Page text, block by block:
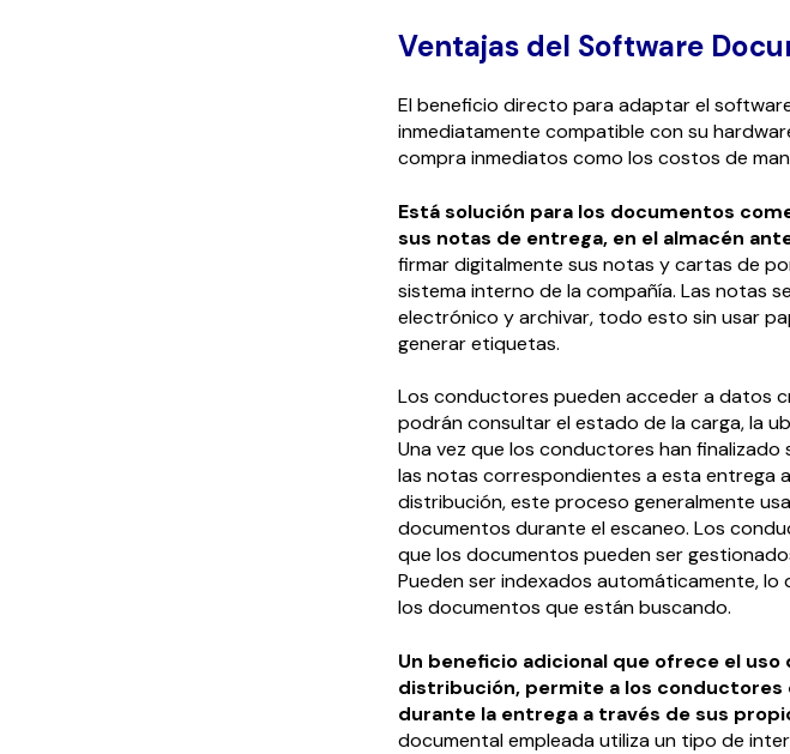
Ventajas del Software
El beneficio directo para adaptar el
inmediatamente compatible con su
compra inmediatos como los costos de
Está solución para los documentos
sus notas de entrega, en el almacén
firmar digitalmente sus notas y cartas de
sistema interno de la compañía. Las notas
electrónico y archivar, todo esto sin usar
generar etiquetas.
Los conductores pueden acceder a datos
podrán consultar el estado de la carga, la
Una vez que los conductores han
las notas correspondientes a esta entrega
distribución, este proceso generalmente
documentos durante el escaneo. Los
que los documentos pueden ser
Pueden ser indexados automáticamente,
los documentos que están buscando.
Un beneficio adicional que ofrece el
distribución, permite a los
durante la entrega a través de sus
documental empleada utiliza un tipo de